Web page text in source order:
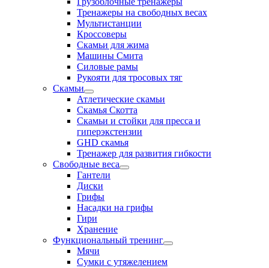
Тренажеры на свободных весах
Мультистанции
Кроссоверы
Скамьи для жима
Машины Смита
Силовые рамы
Рукояти для тросовых тяг
Скамьи
Атлетические скамьи
Скамья Скотта
Скамьи и стойки для пресса и
гиперэкстензии
GHD скамья
Тренажер для развития гибкости
Свободные веса
Гантели
Диски
Грифы
Насадки на грифы
Гири
Хранение
Функциональный тренинг
Мячи
Сумки с утяжелением